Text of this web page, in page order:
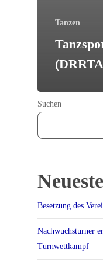
Tanzen
Suchen
Besetzung des
Nachwuchsturner
Turnwettkampf